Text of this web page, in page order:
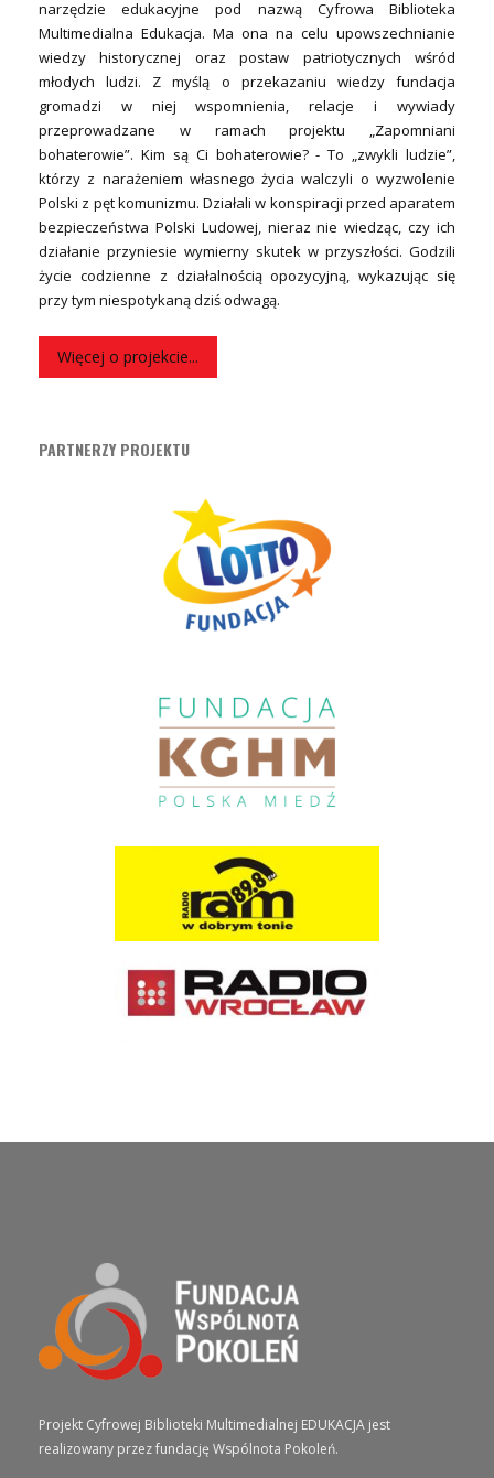
narzędzie edukacyjne pod nazwą Cyfrowa Biblioteka
Multimedialna Edukacja. Ma ona na celu upowszechnianie
wiedzy historycznej oraz postaw patriotycznych wśród
młodych ludzi. Z myślą o przekazaniu wiedzy fundacja
gromadzi w niej wspomnienia, relacje i wywiady
przeprowadzane w ramach projektu „Zapomniani
bohaterowie”. Kim są Ci bohaterowie? - To „zwykli ludzie”,
którzy z narażeniem własnego życia walczyli o wyzwolenie
Polski z pęt komunizmu. Działali w konspiracji przed aparatem
bezpieczeństwa Polski Ludowej, nieraz nie wiedząc, czy ich
działanie przyniesie wymierny skutek w przyszłości. Godzili
życie codzienne z działalnością opozycyjną, wykazując się
przy tym niespotykaną dziś odwagą.
Więcej o projekcie...
PARTNERZY PROJEKTU
Projekt Cyfrowej Biblioteki Multimedialnej EDUKACJA jest
realizowany przez fundację Wspólnota Pokoleń.